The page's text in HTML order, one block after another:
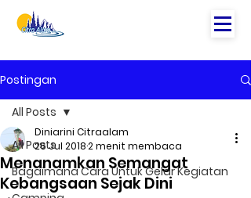
Postingan
All Posts
Bagaimana Cara Untuk Gelar Kegiatan
All Posts
Menanamkan Semangat
Kebangsaan Sejak Dini
Diniarini Citraalam
26 Jul 20182 menit membaca